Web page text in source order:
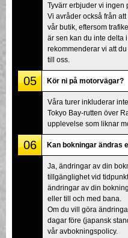
Tyvärr erbjuder vi ingen
Vi avråder också från
vår butik, eftersom
är sen kan du inte delta
rekommenderar vi att
till oss.
05 Kör ni på motorvägar?
Våra turer inkluderar
Tokyo Bay-rutten över
upplevelse som liknar
06 Kan bokningar ändras
Ja, ändringar av din
tillgänglighet vid
ändringar av din
eller till och med bana.
Om du vill göra
dagar före (japansk
vår avbokningspolicy.